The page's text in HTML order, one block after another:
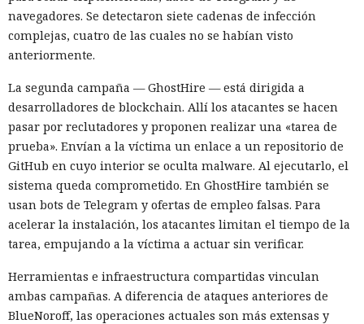
navegadores. Se detectaron siete cadenas de infección
complejas, cuatro de las cuales no se habían visto
anteriormente.
La segunda campaña — GhostHire — está dirigida a
desarrolladores de blockchain. Allí los atacantes se hacen
pasar por reclutadores y proponen realizar una «tarea de
prueba». Envían a la víctima un enlace a un repositorio de
GitHub en cuyo interior se oculta malware. Al ejecutarlo, el
sistema queda comprometido. En GhostHire también se
usan bots de Telegram y ofertas de empleo falsas. Para
acelerar la instalación, los atacantes limitan el tiempo de la
tarea, empujando a la víctima a actuar sin verificar.
Herramientas e infraestructura compartidas vinculan
ambas campañas. A diferencia de ataques anteriores de
BlueNoroff, las operaciones actuales son más extensas y